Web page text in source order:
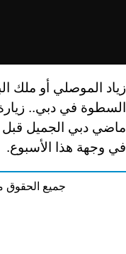
زياد الموصلي أو ملك
السطوة في دبي..
ماضي دبي الجميل قبل أكثر
في وجهة هذا الأسبوع.
جميع الحقوق محفوظة ©